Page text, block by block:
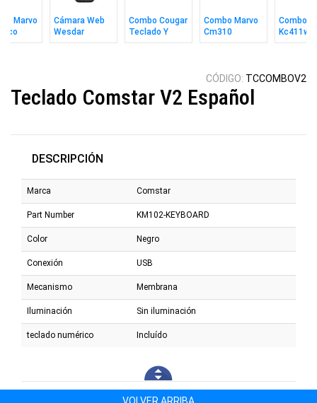
Marvo
60%
Cámara Web
Wesdar
W1080
Combo Cougar
Teclado Y
Mouse
Combo Marvo
Cm310
Teclado In +
Combo
Kc411w
Teclado
CÓDIGO: TCCOMBOV2
Teclado Comstar V2 Español
DESCRIPCIÓN
Marca Comstar
Part Number KM102-KEYBOARD
Color Negro
Conexión USB
Mecanismo Membrana
Iluminación Sin iluminación
teclado numérico Incluído
VOLVER ARRIBA